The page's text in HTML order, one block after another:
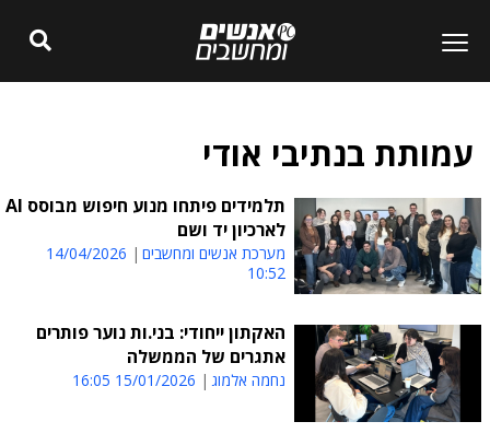
עמותת בנתיבי אודי
תלמידים פיתחו מנוע חיפוש מבוסס AI
לארכיון יד ושם
מערכת אנשים ומחשבים
14/04/2026
10:52
האקתון ייחודי: בני.ות נוער פותרים
אתגרים של הממשלה
נחמה אלמוג 15/01/2026 16:05